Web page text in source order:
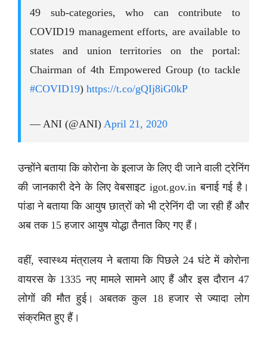
49 sub-categories, who can contribute to
COVID19 management efforts, are available to
states and union territories on the portal:
Chairman of 4th Empowered Group (to tackle
#COVID19) https://t.co/gQIj8iG0kP
— ANI (@ANI) April 21, 2020
उन्होंने बताया कि कोरोना के इलाज के लिए दी जाने वाली ट्रेनिंग
की जानकारी देने के लिए वेबसाइट igot.gov.in बनाई गई है।
पांडा ने बताया कि आयुष छात्रों को भी ट्रेनिंग दी जा रही हैं और
अब तक 15 हजार आयुष योद्धा तैनात किए गए हैं।
वहीं, स्वास्थ्य मंत्रालय ने बताया कि पिछले 24 घंटे में कोरोना
वायरस के 1335 नए मामले सामने आए हैं और इस दौरान 47
लोगों की मौत हुई। अबतक कुल 18 हजार से ज्यादा लोग
संक्रमित हुए हैं।